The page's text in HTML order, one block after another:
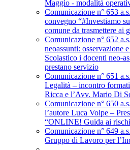
Maggio - modalità
Comunicazione n° 653
convegno “#Investiamo
comune da trasmettere ai
Comunicazione n° 652
neoassunti: osservazione
Scolastico i docenti neo-
prestano servizio
Comunicazione n° 651
Legalità – incontro
Ricca e l’Avv. Mario Di
Comunicazione n° 650
l’autore Luca Volpe –
“ONLINE! Guida ai
Comunicazione n° 649
Gruppo di Lavoro per